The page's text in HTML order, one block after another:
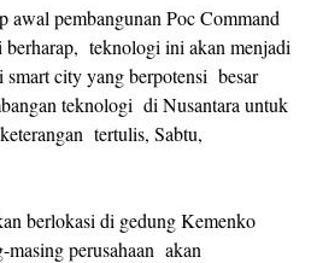
awal pembangunan Poc Command
teknologi ini akan menjadi
smart city yang berpotensi besar
teknologi di Nusantara untuk
tertulis, Sabtu,
berlokasi di gedung Kemenko
perusahaan akan